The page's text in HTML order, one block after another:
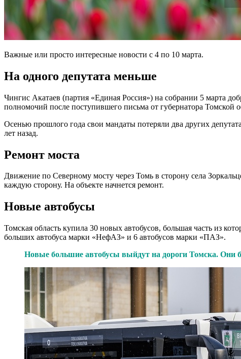
Важные или просто интересные новости с 4 по 10 марта.
На одного депутата меньше
Чингис Акатаев (партия «Единая Россия») на собрании 5 марта
полномочий после поступившего письма от губернатора Томской
Осенью прошлого года свои мандаты потеряли два других
лет назад.
Ремонт моста
Движение по Северному мосту через Томь в сторону села
каждую сторону. На объекте начнется ремонт.
Новые автобусы
Томская область купила 30 новых автобусов, большая часть из
больших автобуса марки «НефАЗ» и 6 автобусов марки «ПАЗ».
Новые большие автобусы выйдут на дороги Томска. Они